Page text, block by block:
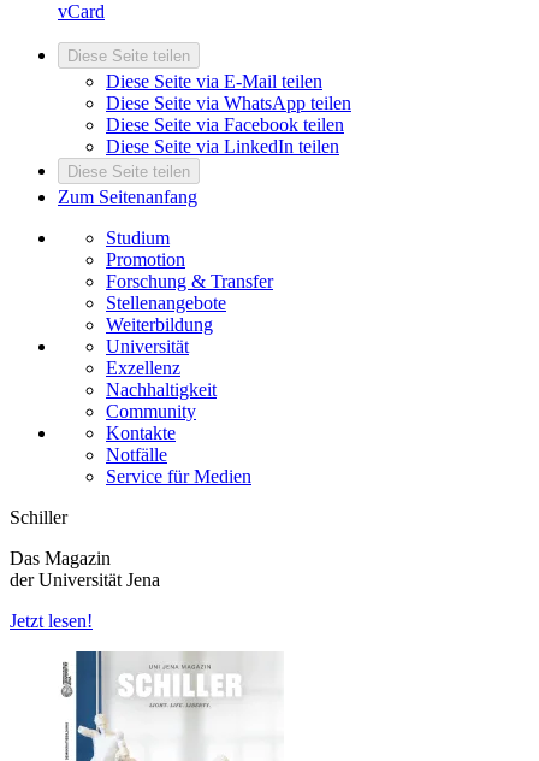
vCard
Diese Seite teilen
Diese Seite via E-Mail teilen
Diese Seite via WhatsApp teilen
Diese Seite via Facebook teilen
Diese Seite via LinkedIn teilen
Diese Seite teilen
Zum Seitenanfang
Studium
Promotion
Forschung & Transfer
Stellenangebote
Weiterbildung
Universität
Exzellenz
Nachhaltigkeit
Community
Kontakte
Notfälle
Service für Medien
Schiller
Das Magazin
der Universität Jena
Jetzt lesen!